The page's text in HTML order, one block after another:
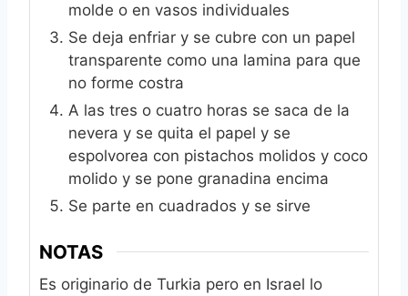
molde o en vasos individuales
Se deja enfriar y se cubre con un papel
transparente como una lamina para que
no forme costra
A las tres o cuatro horas se saca de la
nevera y se quita el papel y se
espolvorea con pistachos molidos y coco
molido y se pone granadina encima
Se parte en cuadrados y se sirve
NOTAS
Es originario de Turkia pero en Israel lo